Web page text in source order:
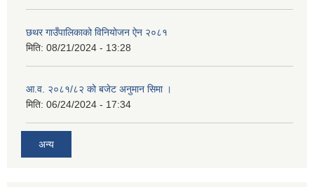
छथर गाउँपालिकाको विनियोजन ऐन २०८१
मिति: 08/21/2024 - 13:28
आ.व. २०८१/८२ को बजेट अनुमान सिमा ।
मिति: 06/24/2024 - 17:34
अन्य